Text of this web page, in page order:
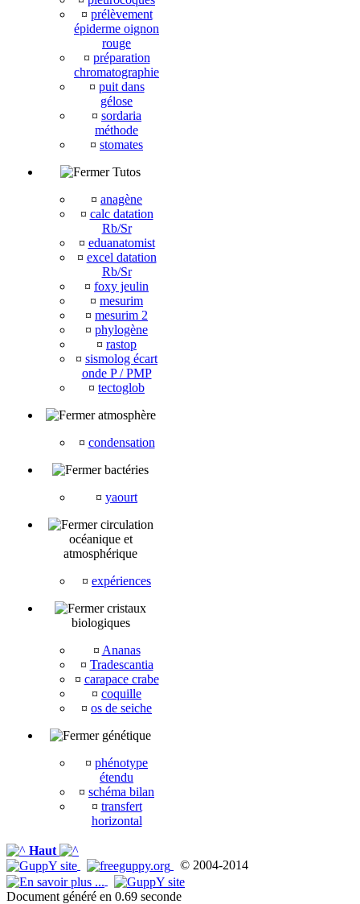
¤ prélèvement
épiderme oignon
rouge
¤ préparation
chromatographie
¤ puit dans
gélose
¤ sordaria
méthode
¤ stomates
Tutos
¤ anagène
¤ calc datation
Rb/Sr
¤ eduanatomist
¤ excel datation
Rb/Sr
¤ foxy jeulin
¤ mesurim
¤ mesurim 2
¤ phylogène
¤ rastop
¤ sismolog écart
onde P / PMP
¤ tectoglob
atmosphère
¤ condensation
bactéries
¤ yaourt
circulation
océanique et
atmosphérique
¤ expériences
cristaux
biologiques
¤ Ananas
¤ Tradescantia
¤ carapace crabe
¤ coquille
¤ os de seiche
génétique
¤ phénotype
étendu
¤ schéma bilan
¤ transfert
horizontal
Haut
© 2004-2014
Document généré en 0.69 seconde